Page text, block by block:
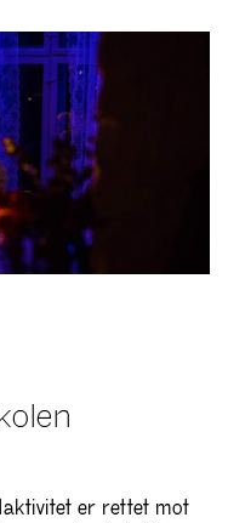
er rettet mot